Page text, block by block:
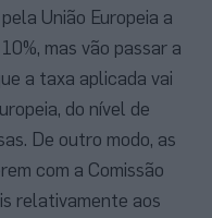
União Europeia a
mas vão passar a
a taxa aplicada vai
do nível de
De outro modo, as
com a Comissão
relativamente aos